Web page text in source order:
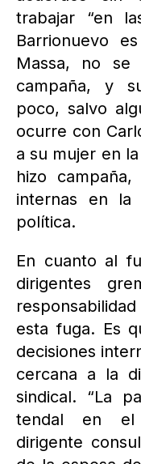
trabajar “en
Barrionuevo
Massa, no se
campaña, y
poco, salvo
ocurre con
a su mujer en
hizo
internas en la
política.
En cuanto al
dirigentes
esta fuga. Es
decisiones
cercana a la
sindical. “La
tendal en el
dirigente